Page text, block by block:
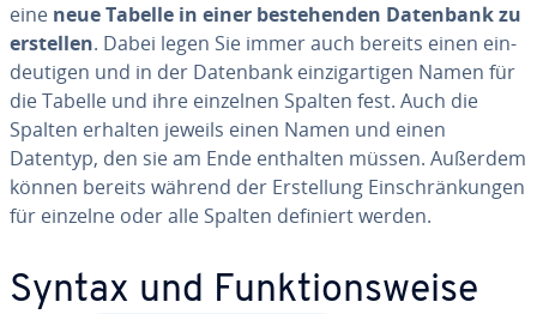
eine neue Tabelle in einer be­stehen­den Datenbank zu
erstellen. Dabei legen Sie immer auch bereits einen ein­
deu­ti­gen und in der Datenbank ein­zig­ar­ti­gen Namen für
die Tabelle und ihre einzelnen Spalten fest. Auch die
Spalten erhalten jeweils einen Namen und einen
Datentyp, den sie am Ende enthalten müssen. Außerdem
können bereits während der Er­stel­lung Ein­schrän­kun­gen
für einzelne oder alle Spalten definiert werden.
Syntax und Funk­ti­ons­wei­se